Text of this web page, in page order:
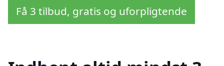
Få 3 tilbud, gratis og uforpligtende